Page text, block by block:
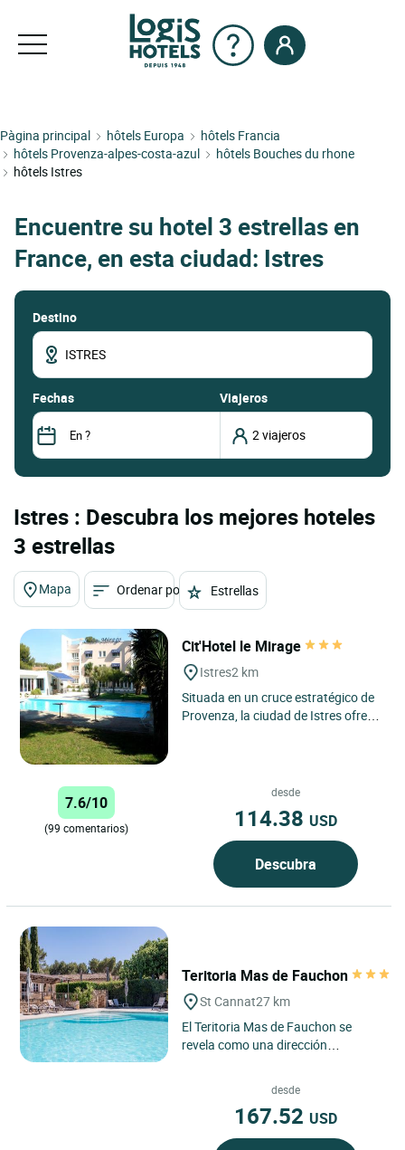
Pàgina principal hôtels Europa
hôtels Francia
hôtels Provenza-alpes-costa-azul
hôtels Bouches du rhone
hôtels Istres
Encuentre su hotel 3 estrellas en
France, en esta ciudad: Istres
Destino
fechas Viajeros
Istres : Descubra los mejores hoteles
3 estrellas
Mapa Ordenar por Estrellas
Cit'Hotel le Mirage
Istres2 km
Situada en un cruce estratégico de
Provenza, la ciudad de Istres ofrece
7.6/10
(99 comentarios)
desde
114.38 USD
Descubra
Teritoria Mas de Fauchon
St Cannat27 km
El Teritoria Mas de Fauchon se
revela como una dirección
desde
167.52 USD